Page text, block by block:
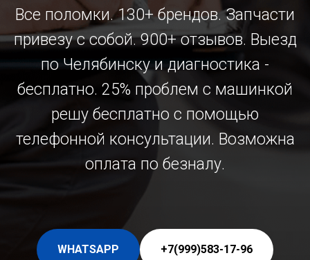
Все поломки. 130+ брендов. Запчасти
привезу с собой. 900+ отзывов. Выезд
по Челябинску и диагностика -
бесплатно. 25% проблем с машинкой
решу бесплатно с помощью
телефонной консультации. Возможна
оплата по безналу.
WHATSAPP +7(999)583-17-96